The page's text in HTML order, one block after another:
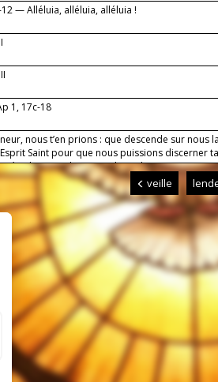
12 — Alléluia, alléluia, alléluia !
1, 17c-18
nous t’en prions : que descende sur nous
Saint pour que nous puissions discerner ta
et l’accomplir tout au long de notre vie.
veille